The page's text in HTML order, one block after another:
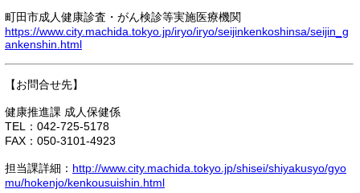
町田市成人健康診査・がん検診等実施医療機関
https://www.city.machida.tokyo.jp/iryo/iryo/seijinkenkoshinsa/seijin_g
ankenshin.html
【お問合せ先】
健康推進課 成人保健係
TEL：042-725-5178
FAX：050-3101-4923
担当課詳細： http://www.city.machida.tokyo.jp/shisei/shiyakusyo/gyo
mu/hokenjo/kenkousuishin.html